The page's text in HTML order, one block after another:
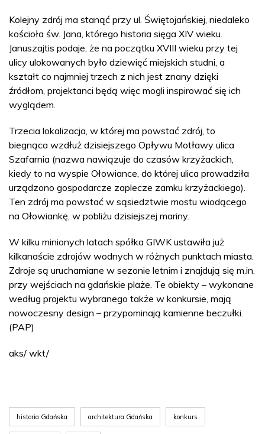
Kolejny zdrój ma stanąć przy ul. Świętojańskiej, niedaleko
kościoła św. Jana, którego historia sięga XIV wieku.
Januszajtis podaje, że na początku XVIII wieku przy tej
ulicy ulokowanych było dziewięć miejskich studni, a
kształt co najmniej trzech z nich jest znany dzięki
źródłom, projektanci będą więc mogli inspirować się ich
wyglądem.
Trzecia lokalizacja, w której ma powstać zdrój, to
biegnąca wzdłuż dzisiejszego Opływu Motławy ulica
Szafarnia (nazwa nawiązuje do czasów krzyżackich,
kiedy to na wyspie Ołowiance, do której ulica prowadziła
urządzono gospodarcze zaplecze zamku krzyżackiego).
Ten zdrój ma powstać w sąsiedztwie mostu wiodącego
na Ołowiankę, w pobliżu dzisiejszej mariny.
W kilku minionych latach spółka GIWK ustawiła już
kilkanaście zdrojów wodnych w różnych punktach miasta.
Zdroje są uruchamiane w sezonie letnim i znajdują się m.in.
przy wejściach na gdańskie plaże. Te obiekty – wykonane
według projektu wybranego także w konkursie, mają
nowoczesny design – przypominają kamienne beczułki.
(PAP)
aks/ wkt/
historia Gdańska architektura Gdańska konkurs